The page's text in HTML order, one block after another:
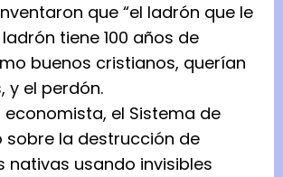
que “el ladrón que le
tiene 100 años de
buenos cristianos, querían
y el perdón.
el Sistema de
sobre la destrucción de
nativas usando invisibles